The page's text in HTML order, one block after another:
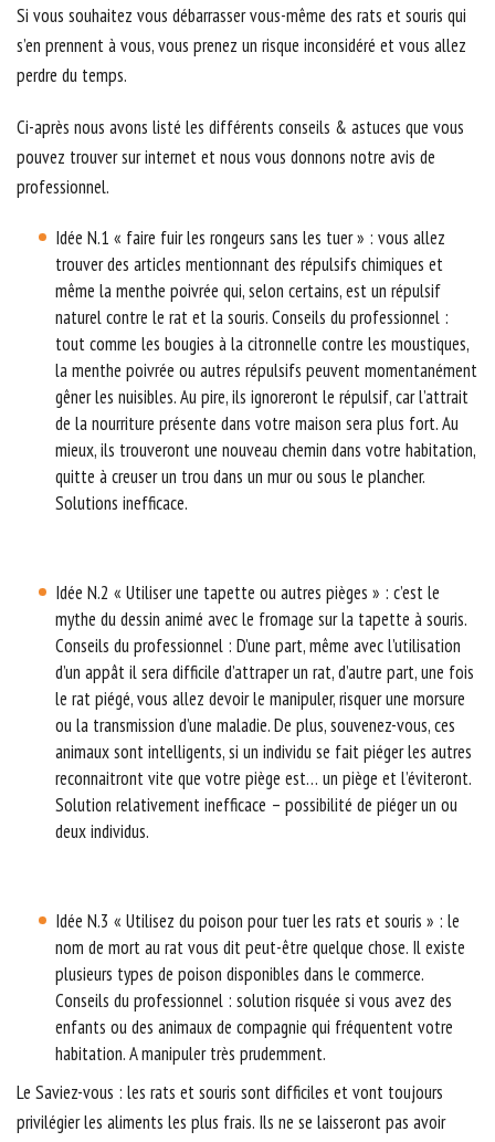
Si vous souhaitez vous débarrasser vous-même des rats et souris qui
s’en prennent à vous, vous prenez un risque inconsidéré et vous allez
perdre du temps.
Ci-après nous avons listé les différents conseils & astuces que vous
pouvez trouver sur internet et nous vous donnons notre avis de
professionnel.
Idée N.1 « faire fuir les rongeurs sans les tuer » : vous allez
trouver des articles mentionnant des répulsifs chimiques et
même la menthe poivrée qui, selon certains, est un répulsif
naturel contre le rat et la souris. Conseils du professionnel :
tout comme les bougies à la citronnelle contre les moustiques,
la menthe poivrée ou autres répulsifs peuvent momentanément
gêner les nuisibles. Au pire, ils ignoreront le répulsif, car l’attrait
de la nourriture présente dans votre maison sera plus fort. Au
mieux, ils trouveront une nouveau chemin dans votre habitation,
quitte à creuser un trou dans un mur ou sous le plancher.
Solutions inefficace.
Idée N.2 « Utiliser une tapette ou autres pièges » : c’est le
mythe du dessin animé avec le fromage sur la tapette à souris.
Conseils du professionnel : D’une part, même avec l’utilisation
d’un appât il sera difficile d’attraper un rat, d’autre part, une fois
le rat piégé, vous allez devoir le manipuler, risquer une morsure
ou la transmission d’une maladie. De plus, souvenez-vous, ces
animaux sont intelligents, si un individu se fait piéger les autres
reconnaitront vite que votre piège est… un piège et l’éviteront.
Solution relativement inefficace – possibilité de piéger un ou
deux individus.
Idée N.3 « Utilisez du poison pour tuer les rats et souris » : le
nom de mort au rat vous dit peut-être quelque chose. Il existe
plusieurs types de poison disponibles dans le commerce.
Conseils du professionnel : solution risquée si vous avez des
enfants ou des animaux de compagnie qui fréquentent votre
habitation. A manipuler très prudemment.
Le Saviez-vous : les rats et souris sont difficiles et vont toujours
privilégier les aliments les plus frais. Ils ne se laisseront pas avoir